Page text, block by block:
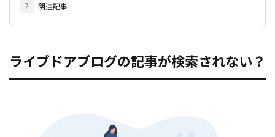
7 関連記事
ライブドアブログの記事が検索されない？